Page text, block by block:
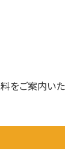
をご案内いた